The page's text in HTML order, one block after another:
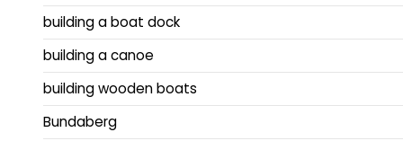
building a boat dock
building a canoe
building wooden boats
Bundaberg